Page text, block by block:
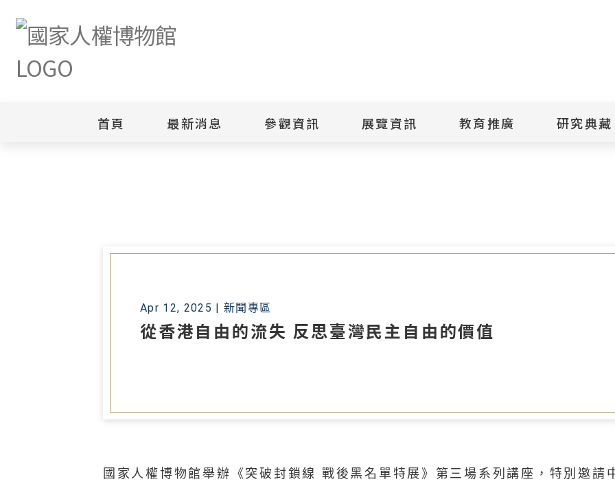
搜
首頁 最新消息 參觀資訊 展覽資訊 教育推廣 研究典藏
最新消息 從香港自由的流失 反思臺灣民主自由的價值
Apr 12, 2025 | 新聞專區
從香港自由的流失 反思臺灣民主自由的價值
國家人權博物館舉辦《突破封鎖線 戰後黑名單特展》第三場系列講座，特別邀請